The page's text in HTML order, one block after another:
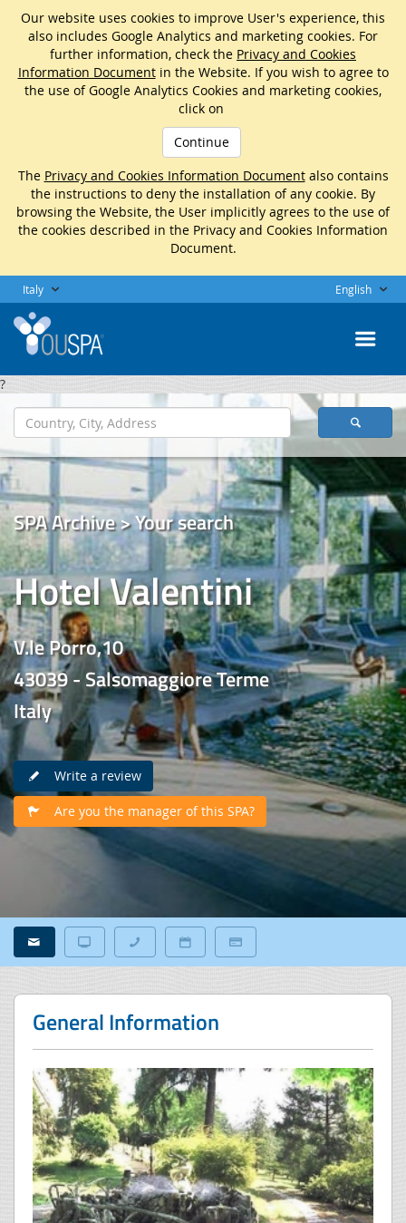
Our website uses cookies to improve User's experience, this
also includes Google Analytics and marketing cookies. For
further information, check the Privacy and Cookies
Information Documentin the Website. If you wish to agree to
the use of Google Analytics Cookies and marketing cookies,
click on
Continue
The Privacy and Cookies Information Documentalso contains
the instructions to deny the installation of any cookie. By
browsing the Website, the User implicitly agrees to the use of
the cookies described in the Privacy and Cookies Information
Document.
Italy English
?
SPA Archive > Your search
Hotel Valentini
V.le Porro,10
43039 - Salsomaggiore Terme
Italy
Write a review
Are you the manager of this SPA?
General Information